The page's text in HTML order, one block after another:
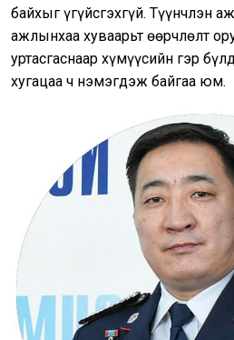
байхыг үгүйсгэхгүй. Түүнчлэн
ажлынхаа хуваарьт өөрчлөлт
уртасгаснаар хүмүүсийн гэр
хугацаа ч нэмэгдэж байгаа юм.